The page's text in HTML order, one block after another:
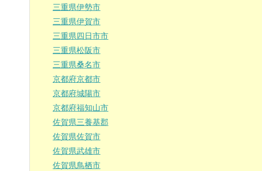
三重県伊勢市
三重県伊賀市
三重県四日市市
三重県松阪市
三重県桑名市
京都府京都市
京都府城陽市
京都府福知山市
佐賀県三養基郡
佐賀県佐賀市
佐賀県武雄市
佐賀県鳥栖市